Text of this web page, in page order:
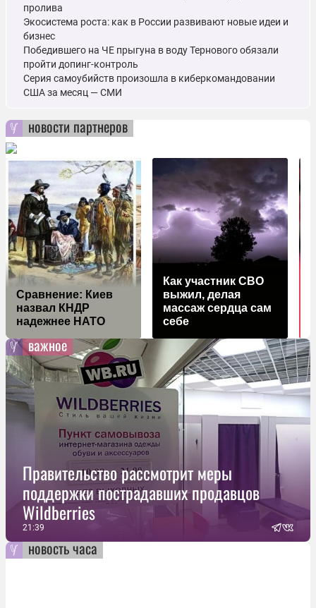
пролива
Экосистема роста: как в России развивают новые идеи и
бизнес
Победившего на ЧЕ прыгуна в воду Тернового обязали
пройти допинг-контроль
Серия самоубийств произошла в киберкомандовании
США за месяц — СМИ
новости партнеров
Сравнение: Киев
назвал КНДР
надежнее НАТО
Как участник СВО
выжил, делая
массаж сердца сам
себе
важное
Правительство рассмотрит меры
поддержки пострадавших продавцов
Wildberries
21:39
новость часа